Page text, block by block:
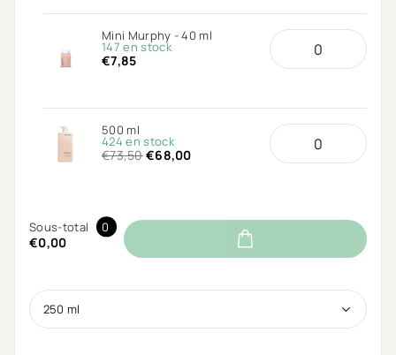
Mini Murphy - 40 ml
147 en stock
€7,85
500 ml
424 en stock
€73,50€68,00
Sous-total 0
€0,00